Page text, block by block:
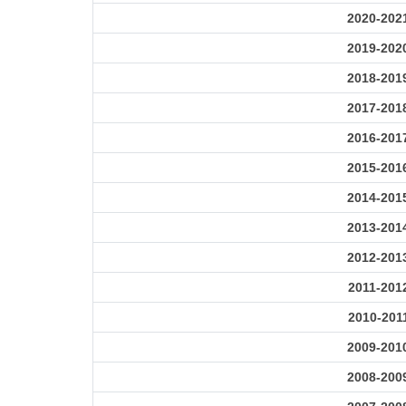
2020-
2019-
2018-
2017-
2016-
2015-
2014-
2013-
2012-
2011-
2010-
2009-
2008-